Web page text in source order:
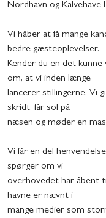
Nordhavn og Kalvehave
Vi håber at få mange
bedre gæsteoplevelser.
Kender du en det
om, at vi inden længe
lancerer stillingerne. Vi
skridt, får sol på
næsen og møder en
Vi får en del
spørger om vi
overhovedet har åbent
havne er nævnt i
mange medier som